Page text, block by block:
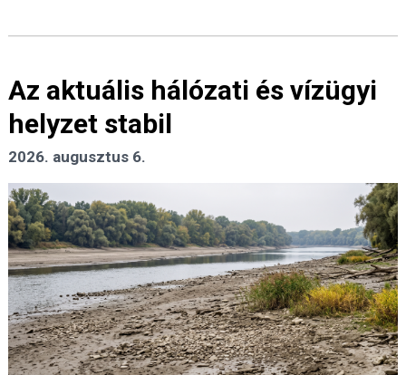
Az aktuális hálózati és vízügyi
helyzet stabil
2026. augusztus 6.